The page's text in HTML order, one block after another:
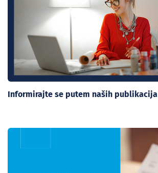
Informirajte se putem naših publikacija